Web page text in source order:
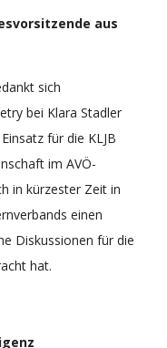
aus
sich
bei Klara Stadler
für die KLJB
im AVÖ-
in kürzester Zeit in
einen
Diskussionen für die
hat.